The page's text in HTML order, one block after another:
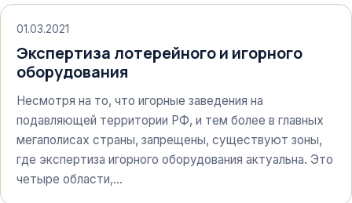
01.03.2021
Экспертиза лотерейного и игорного
оборудования
Несмотря на то, что игорные заведения на
подавляющей территории РФ, и тем более в главных
мегаполисах страны, запрещены, существуют зоны,
где экспертиза игорного оборудования актуальна. Это
четыре области,…